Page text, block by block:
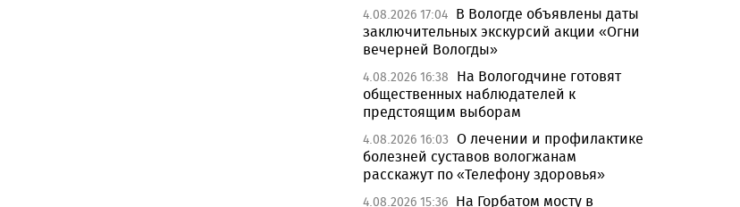
4.08.2026 17:04 В Вологде объявлены даты
заключительных экскурсий акции «Огни
вечерней Вологды»
4.08.2026 16:38
На Вологодчине готовят
общественных наблюдателей к
предстоящим выборам
4.08.2026 16:03 О лечении и профилактике
болезней суставов вологжанам
расскажут по «Телефону здоровья»
4.08.2026 15:36 На Горбатом мосту в